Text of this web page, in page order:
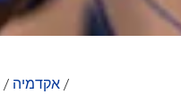
/ אקדמיה /